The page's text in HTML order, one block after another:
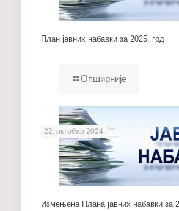
План јавних набавки за 2025. год
Опширније
22. октобар 2024.
Измењена Плана јавних набавки за